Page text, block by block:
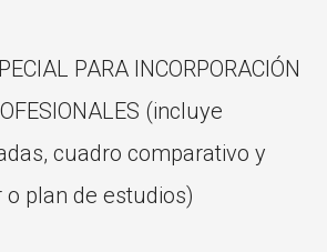
PARA INCORPORACIÓN
(incluye
cuadro comparativo y
plan de estudios)